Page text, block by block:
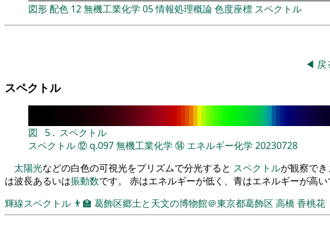
図形配色 12無機工業化学 05情報処理概論色度座標 スペクトル
◀ 戻
スペクトル
図 5 . スペクトル
スペクトル⑫q.097無機工業化学 ⑭ エネルギー化学 20230728
太陽光などの白色の可視光をプリズムで分光すると スペクトルが観察で
は波長あるいは振動数です。 赤はエネルギーが低く、青はエネルギーが高い
輝線スペクトル 👨‍🏫 葛飾区郷土と天文の博物館＠東京都葛飾区 高橋 香桃花